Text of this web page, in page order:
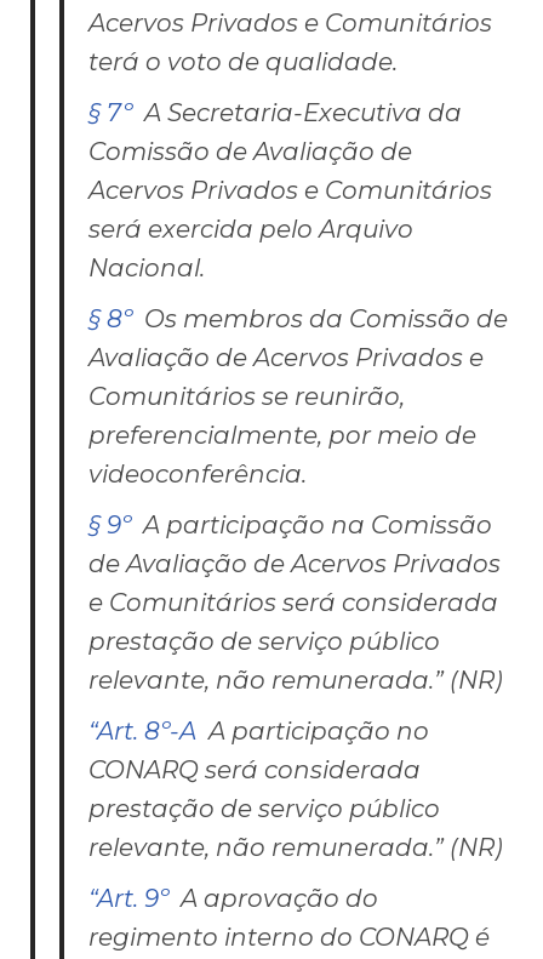
Acervos Privados e Comunitários
terá o voto de qualidade.
§ 7ºA Secretaria-Executiva da
Comissão de Avaliação de
Acervos Privados e Comunitários
será exercida pelo Arquivo
Nacional.
§ 8ºOs membros da Comissão de
Avaliação de Acervos Privados e
Comunitários se reunirão,
preferencialmente, por meio de
videoconferência.
§ 9ºA participação na Comissão
de Avaliação de Acervos Privados
e Comunitários será considerada
prestação de serviço público
relevante, não remunerada.” (NR)
“Art. 8º-A A participação no
CONARQ será considerada
prestação de serviço público
relevante, não remunerada.” (NR)
“Art. 9ºA aprovação do
regimento interno do CONARQ é